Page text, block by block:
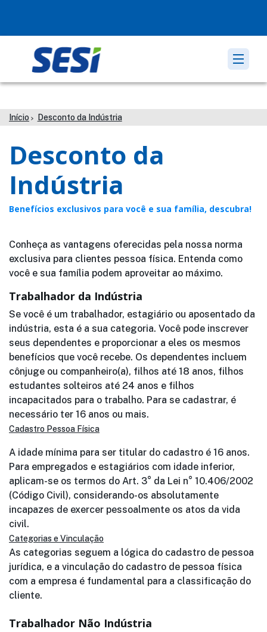
Início Desconto da Indústria
Desconto da
Indústria
Benefícios exclusivos para você e sua família, descubra!
Conheça as vantagens oferecidas pela nossa norma
exclusiva para clientes pessoa física. Entenda como
você e sua família podem aproveitar ao máximo.
Trabalhador da Indústria
Se você é um trabalhador, estagiário ou aposentado da
indústria, esta é a sua categoria. Você pode inscrever
seus dependentes e proporcionar a eles os mesmos
benefícios que você recebe. Os dependentes incluem
cônjuge ou companheiro(a), filhos até 18 anos, filhos
estudantes solteiros até 24 anos e filhos
incapacitados para o trabalho. Para se cadastrar, é
necessário ter 16 anos ou mais.
Cadastro Pessoa Física
A idade mínima para ser titular do cadastro é 16 anos.
Para empregados e estagiários com idade inferior,
aplicam-se os termos do Art. 3° da Lei n° 10.406/2002
(Código Civil), considerando-os absolutamente
incapazes de exercer pessoalmente os atos da vida
civil.
Categorias e Vinculação
As categorias seguem a lógica do cadastro de pessoa
jurídica, e a vinculação do cadastro de pessoa física
com a empresa é fundamental para a classificação do
cliente.
Trabalhador Não Indústria